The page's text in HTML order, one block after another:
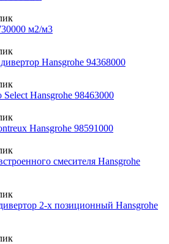
м2/м3
Hansgrohe 94368000
Hansgrohe 98463000
Hansgrohe 98591000
смесителя Hansgrohe
2-х позиционный Hansgrohe